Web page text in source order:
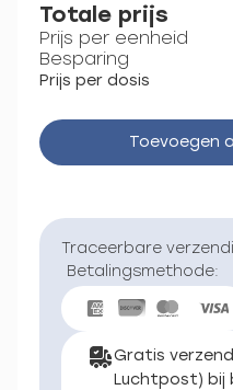
Totale prijs
Prijs per eenheid
Besparing
Prijs per dosis
Toevoegen
Traceerbare
Betalingsmethode:
Gratis
Luchtpost) bij